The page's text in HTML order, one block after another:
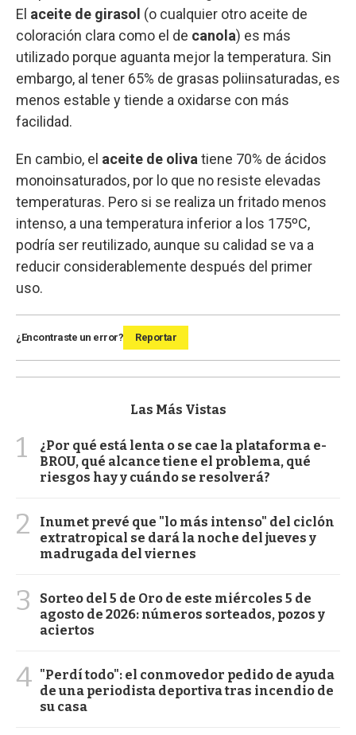
El aceite de girasol (o cualquier otro aceite de
coloración clara como el de canola) es más
utilizado porque aguanta mejor la temperatura. Sin
embargo, al tener 65% de grasas poliinsaturadas, es
menos estable y tiende a oxidarse con más
facilidad.
En cambio, el aceite de oliva tiene 70% de ácidos
monoinsaturados, por lo que no resiste elevadas
temperaturas. Pero si se realiza un fritado menos
intenso, a una temperatura inferior a los 175ºC,
podría ser reutilizado, aunque su calidad se va a
reducir considerablemente después del primer
uso.
¿Encontraste un error? Reportar
Las Más Vistas
1
¿Por qué está lenta o se cae la plataforma e-
BROU, qué alcance tiene el problema, qué
riesgos hay y cuándo se resolverá?
2
Inumet prevé que "lo más intenso" del ciclón
extratropical se dará la noche del jueves y
madrugada del viernes
3
Sorteo del 5 de Oro de este miércoles 5 de
agosto de 2026: números sorteados, pozos y
aciertos
4 "Perdí todo": el conmovedor pedido de ayuda
de una periodista deportiva tras incendio de
su casa